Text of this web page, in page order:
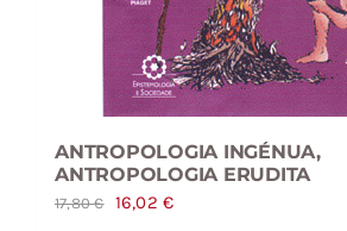
ANTROPOLOGIA INGÉNUA,
ANTROPOLOGIA ERUDITA
17,80€
O
16,02€O